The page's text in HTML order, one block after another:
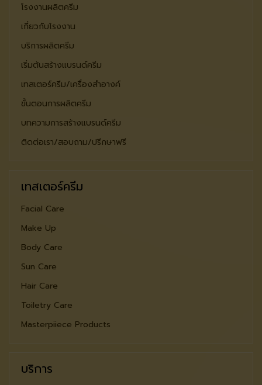
โรงงานผลิตครีม
เกี่ยวกับโรงงาน
บริการผลิตครีม
เริ่มต้นสร้างแบรนด์ครีม
เทสเตอร์ครีม/เครื่องสำอางค์
ขั้นตอนการผลิตครีม
บทความการสร้างแบรนด์ครีม
ติดต่อเรา/สอบถาม/ปรีกษาฟรี
เทสเตอร์ครีม
Facial Care
Make Up
Body Care
Sun Care
Hair Care
Toiletry Care
Masterpiiece Products
บริการ